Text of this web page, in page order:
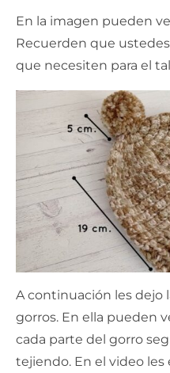
En la imagen pueden
Recuerden que
que necesiten para el
A continuación les dejo
gorros. En ella pueden
cada parte del gorro
tejiendo. En el video